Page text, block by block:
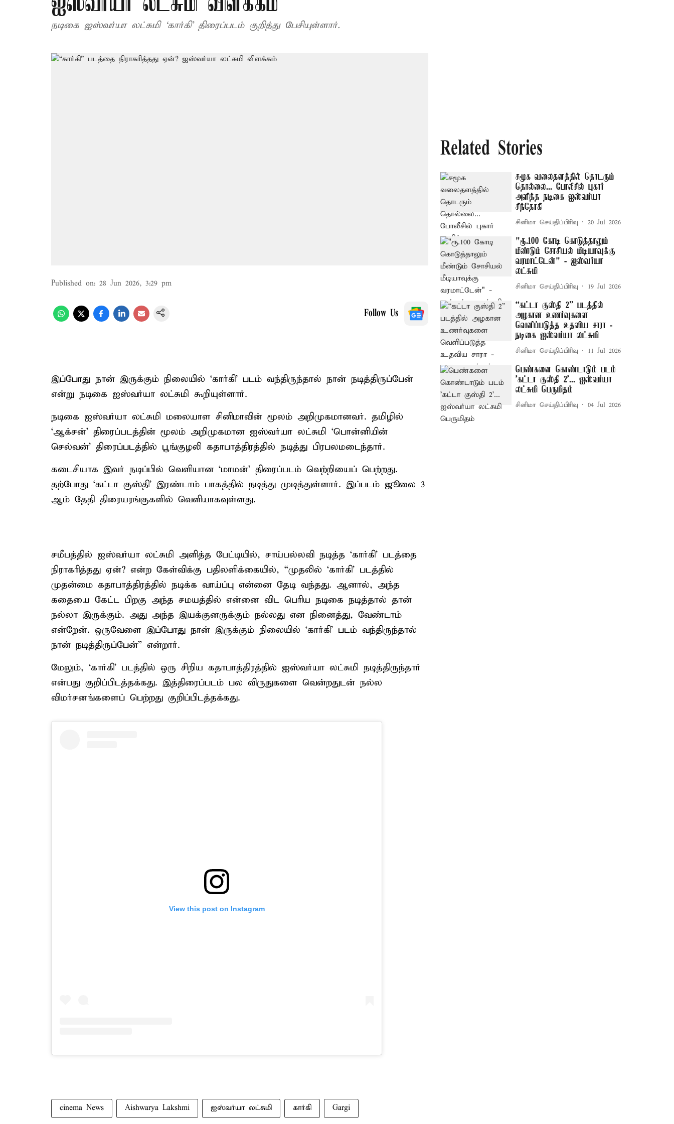
நடிகை ஐஸ்வர்யா லட்சுமி ‘கார்கி’ திரைப்படம் குறித்து பேசியுள்ளார்.
Published on: 28 Jun 2026, 3:29 pm
Follow Us
இப்போது நான் இருக்கும் நிலையில் ‘கார்கி’ படம் வந்திருந்தால் நான் நடித்திருப்பேன்
என்று நடிகை ஐஸ்வர்யா லட்சுமி கூறியுள்ளார்.
நடிகை ஐஸ்வர்யா லட்சுமி மலையாள சினிமாவின் மூலம் அறிமுகமானவர். தமிழில்
‘ஆக்சன்’ திரைப்படத்தின் மூலம் அறிமுகமான ஐஸ்வர்யா லட்சுமி ‘பொன்னியின்
செல்வன்’ திரைப்படத்தில் பூங்குழலி கதாபாத்திரத்தில் நடித்து பிரபலமடைந்தார்.
கடைசியாக இவர் நடிப்பில் வெளியான ‘மாமன்’ திரைப்படம் வெற்றியைப் பெற்றது.
தற்போது ‘கட்டா குஸ்தி’ இரண்டாம் பாகத்தில் நடித்து முடித்துள்ளார். இப்படம் ஜூலை 3
ஆம் தேதி திரையரங்குகளில் வெளியாகவுள்ளது.
சமீபத்தில் ஐஸ்வர்யா லட்சுமி அளித்த பேட்டியில், சாய்பல்லவி நடித்த ‘கார்கி’ படத்தை
நிராகரித்தது ஏன்? என்ற கேள்விக்கு பதிலளிக்கையில், “முதலில் ‘கார்கி’ படத்தில்
முதன்மை கதாபாத்திரத்தில் நடிக்க வாய்ப்பு என்னை தேடி வந்தது. ஆனால், அந்த
கதையை கேட்ட பிறகு அந்த சமயத்தில் என்னை விட பெரிய நடிகை நடித்தால் தான்
நல்லா இருக்கும். அது அந்த இயக்குனருக்கும் நல்லது என நினைத்து, வேண்டாம்
என்றேன். ஒருவேளை இப்போது நான் இருக்கும் நிலையில் ‘கார்கி’ படம் வந்திருந்தால்
நான் நடித்திருப்பேன்” என்றார்.
மேலும், ‘கார்கி’ படத்தில் ஒரு சிறிய கதாபாத்திரத்தில் ஐஸ்வர்யா லட்சுமி நடித்திருந்தார்
என்பது குறிப்பிடத்தக்கது. இத்திரைப்படம் பல விருதுகளை வென்றதுடன் நல்ல
விமர்சனங்களைப் பெற்றது குறிப்பிடத்தக்கது.
View this post on Instagram
cinema News Aishwarya Lakshmi ஐஸ்வர்யா லட்சுமி கார்கி Gargi
Related Stories
சமூக வலைதளத்தில் தொடரும்
தொல்லை... போலீசில் புகார்
அளித்த நடிகை ஐஸ்வர்யா
சிந்தோகி
சினிமா செய்திப்பிரிவு 20 Jul 2026
"ரூ.100 கோடி கொடுத்தாலும்
மீண்டும் சோசியல் மீடியாவுக்கு
வரமாட்டேன்" - ஐஸ்வர்யா
லட்சுமி
சினிமா செய்திப்பிரிவு 19 Jul 2026
“கட்டா குஸ்தி 2” படத்தில்
அழகான உணர்வுகளை
வெளிப்படுத்த உதவிய சாரா -
நடிகை ஐஸ்வர்யா லட்சுமி
சினிமா செய்திப்பிரிவு 11 Jul 2026
பெண்களை கொண்டாடும் படம்
'கட்டா குஸ்தி 2'... ஐஸ்வர்யா
லட்சுமி பெருமிதம்
சினிமா செய்திப்பிரிவு 04 Jul 2026